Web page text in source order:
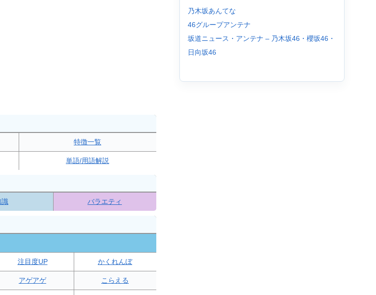
特徴一覧
単語/用語解説
識 バラエティ
注目度UP かくれんぼ
アゲアゲ こらえる
乃木坂あんてな
46グループアンテナ
坂道ニュース・アンテナ – 乃木坂46・櫻坂46・
日向坂46